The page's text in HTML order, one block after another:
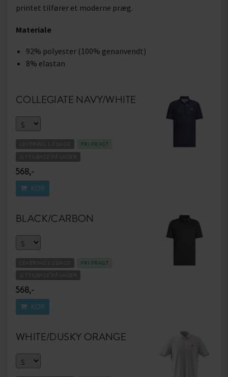
printet tilfører et moderne præg.
Materiale
92% polyester (100% genanvendt)
8% elastan
COLLEGIATE NAVY/WHITE
LEVERING 1-2 DAGE
FRI FRAGT
⚠️ 1 TILBAGE PÅ LAGER
568,-
KØB
BLACK/CARBON
LEVERING 1-2 DAGE
FRI FRAGT
⚠️ 1 TILBAGE PÅ LAGER
568,-
KØB
WHITE/DUSKY ORANGE